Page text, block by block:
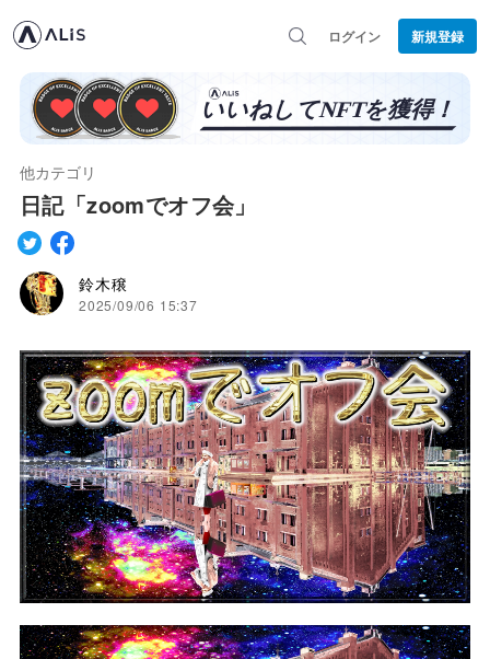
ログイン 新規登録
他カテゴリ
日記「zoomでオフ会」
鈴木穣
2025/09/06 15:37